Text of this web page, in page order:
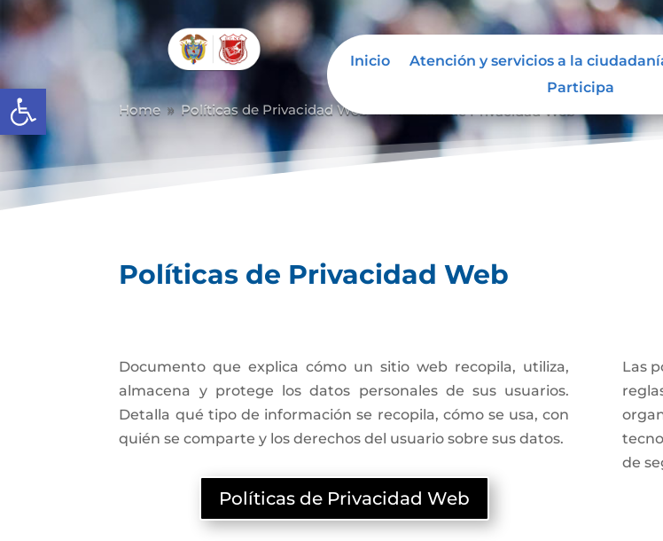
Abrir barra de herramientas
Inicio Atención y servicios a la
Participa
Home 9 Políticas de Privacidad Web
Políticas de Privacidad Web
Documento que explica cómo un sitio web recopila, utiliza,
almacena y protege los datos personales de sus usuarios.
Detalla qué tipo de información se recopila, cómo se usa, con
quién se comparte y los derechos del usuario sobre sus datos.
Políticas de Privacidad Web
Las
de